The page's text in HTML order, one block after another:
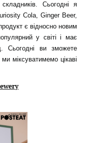
Сьогодні я
Cola, Ginger Beer,
є відносно новим
у світі і має
Сьогодні ви зможете
міксуватимемо цікаві